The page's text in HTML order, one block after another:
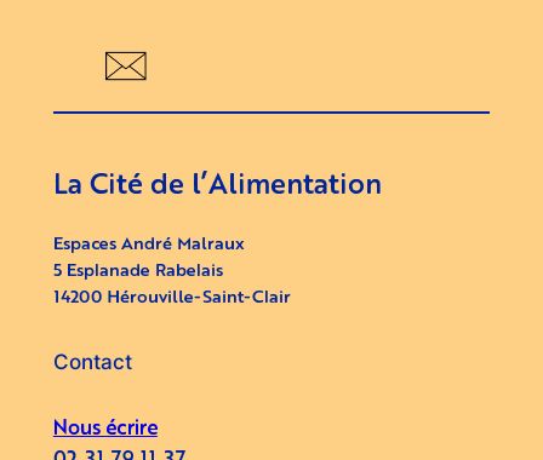
La Cité de l’Alimentation
Espaces André Malraux
5 Esplanade Rabelais
14200 Hérouville-Saint-Clair
Contact
Nous écrire